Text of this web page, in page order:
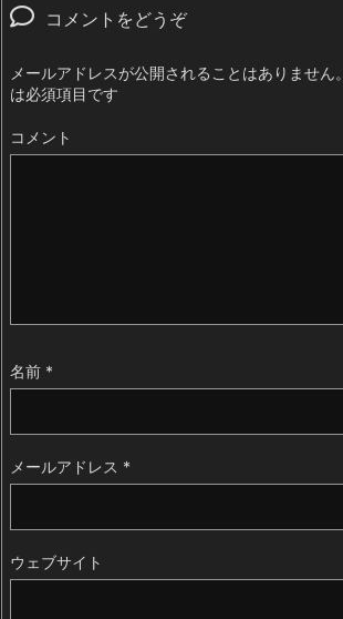
コメントをどうぞ
メールアドレスが公開されることはありません。
は必須項目です
コメント
名前 *
メールアドレス *
ウェブサイト